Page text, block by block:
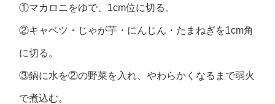
①マカロニをゆで、1cm位に切る。
②キャベツ・じゃが芋・にんじん・たまねぎを1cm角
に切る。
③鍋に水を②の野菜を入れ、やわらかくなるまで弱火
で煮込む。